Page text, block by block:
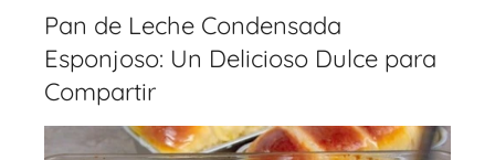
Pan de Leche Condensada
Esponjoso: Un Delicioso Dulce para
Compartir